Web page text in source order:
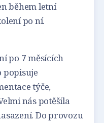
během letní
po ní.
po 7 měsících
popisuje
týče,
nás potěšila
Do provozu